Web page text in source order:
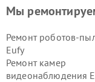
Мы
Ремонт роботов-
Eufy
Ремонт камер
видеонаблюдения